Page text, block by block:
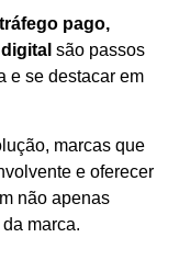
pago,
são passos
e se destacar em
marcas que
e oferecer
não apenas
marca.